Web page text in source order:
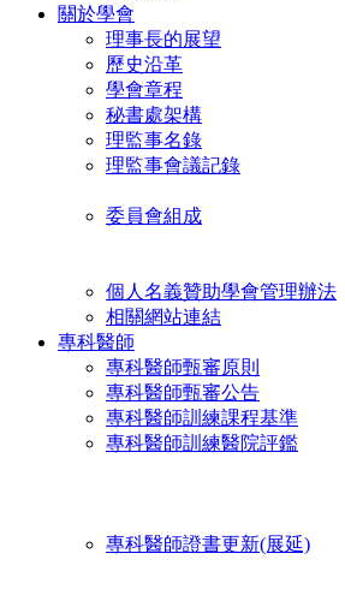
關於學會
理事長的展望
歷史沿革
學會章程
秘書處架構
理監事名錄
理監事會議記錄
委員會組成
個人名義贊助學會管理辦法
相關網站連結
專科醫師
專科醫師甄審原則
專科醫師甄審公告
專科醫師訓練課程基準
專科醫師訓練醫院評鑑
專科醫師證書更新(展延)